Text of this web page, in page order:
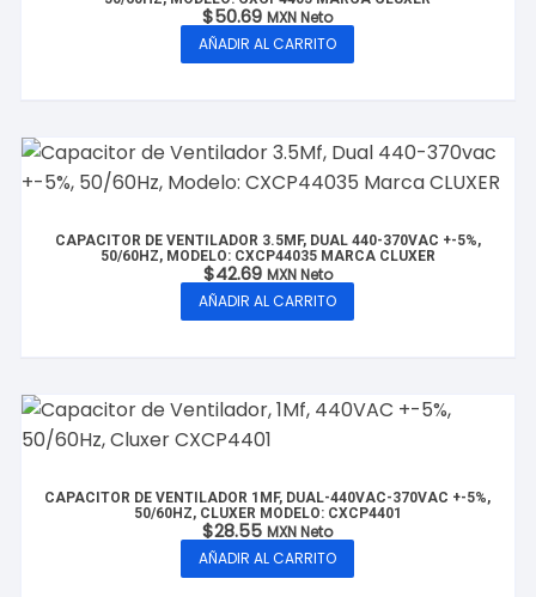
$50.69 MXN Neto
AÑADIR AL CARRITO
CAPACITOR DE VENTILADOR 3.5MF, DUAL 440-370VAC +-5%,
50/60HZ, MODELO: CXCP44035 MARCA CLUXER
$42.69 MXN Neto
AÑADIR AL CARRITO
CAPACITOR DE VENTILADOR 1MF, DUAL-440VAC-370VAC +-5%,
50/60HZ, CLUXER MODELO: CXCP4401
$28.55 MXN Neto
AÑADIR AL CARRITO